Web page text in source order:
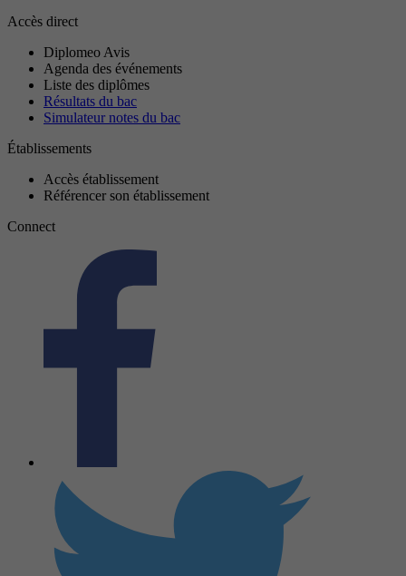
Accès direct
Diplomeo Avis
Agenda des événements
Liste des diplômes
Résultats du bac
Simulateur notes du bac
Établissements
Accès établissement
Référencer son établissement
Connect